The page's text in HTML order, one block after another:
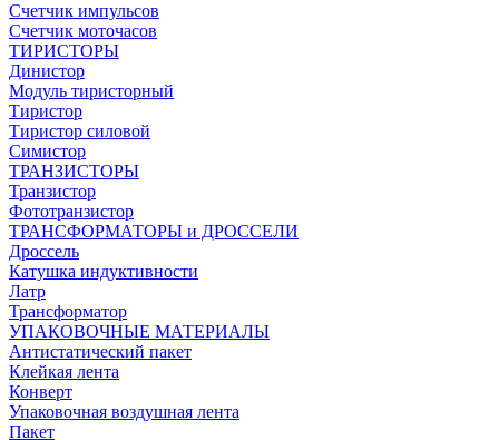
Счетчик импульсов
Счетчик моточасов
ТИРИСТОРЫ
Динистор
Модуль тиристорный
Тиристор
Тиристор силовой
Симистор
ТРАНЗИСТОРЫ
Транзистор
Фототранзистор
ТРАНСФОРМАТОРЫ и ДРОССЕЛИ
Дроссель
Катушка индуктивности
Латр
Трансформатор
УПАКОВОЧНЫЕ МАТЕРИАЛЫ
Антистатический пакет
Клейкая лента
Конверт
Упаковочная воздушная лента
Пакет